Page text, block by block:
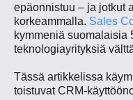
epäonnistuu – ja jotkut
korkeammalla. Sales
kymmeniä suomalaisia
teknologiayrityksiä
Tässä artikkelissa
toistuvat CRM-